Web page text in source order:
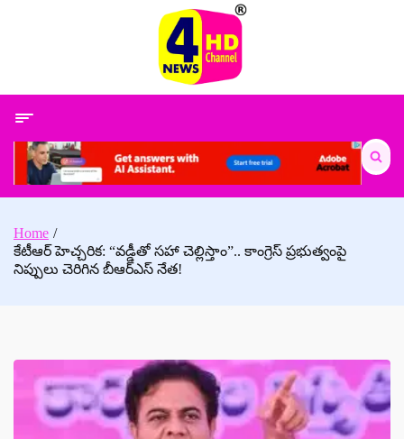
Search
for:
Home
కేటీఆర్ హెచ్చరిక: “వడ్డీతో సహా చెల్లిస్తాం”.. కాంగ్రెస్ ప్రభుత్వంపై
నిప్పులు చెరిగిన బీఆర్ఎస్ నేత!